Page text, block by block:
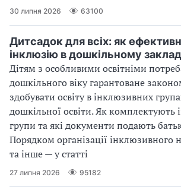
30 липня 2026 63100
Дитсадок для всіх: як
інклюзію в дошкільному
Дітям з особливими освітніми
дошкільного віку гарантоване
здобувати освіту в інклюзивних
дошкільної освіти. Як комплектують
групи та які документи подають
Порядком організації інклюзивного
та інше — у статті
27 липня 2026 95182